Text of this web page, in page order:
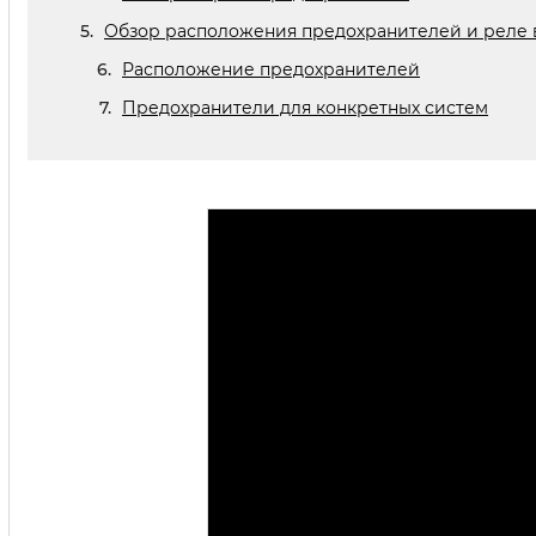
Обзор расположения предохранителей и
Расположение предохранителей
Предохранители для конкретных систем